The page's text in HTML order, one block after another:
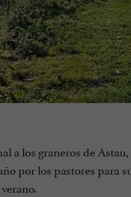
a los graneros de
por los pastores para